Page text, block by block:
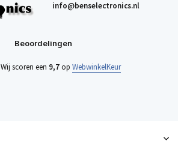
info@benselectronics.nl
Beoordelingen
Wij scoren een 9,7op WebwinkelKeur